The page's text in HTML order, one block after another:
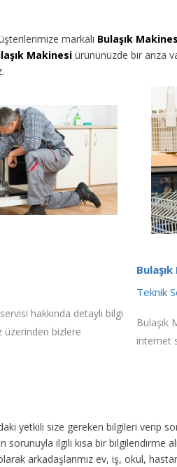
markalı Bulaşık
Makinesi ürününüzde bir arıza
hakkında detaylı bilgi
bizlere
Teknik
Bulaşık
internet
yetkili size gereken bilgileri verip
sorunuyla ilgili kısa bir bilgilendirme
arkadaşlarımız ev, iş, okul,